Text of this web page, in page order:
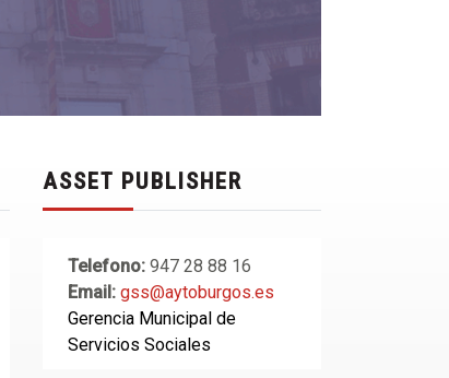
ASSET PUBLISHER
Telefono: 947 28 88 16
Email: gss@aytoburgos.es
Gerencia Municipal de
Servicios Sociales